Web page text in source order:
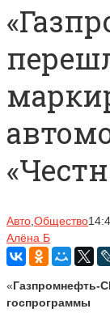
Авто Общество
Алёна Б
«